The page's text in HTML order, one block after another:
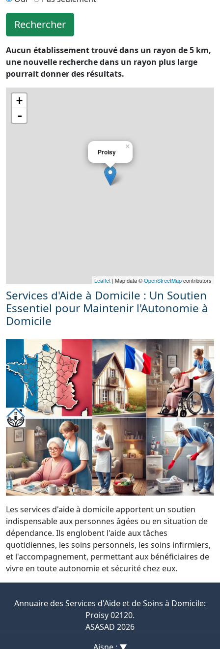
Rechercher
Aucun établissement trouvé dans un rayon de 5 km,
une nouvelle recherche dans un rayon plus large
pourrait donner des résultats.
×
Proisy
+
-
Leaflet | Map data ©OpenStreetMapcontributors
Services d'Aide à Domicile : Un Soutien
Essentiel pour Maintenir l'Autonomie à
Domicile
Les services d'aide à domicile apportent un soutien
indispensable aux personnes âgées ou en situation de
dépendance. Ils englobent l'aide aux tâches
quotidiennes, les soins personnels, les soins infirmiers,
et l'accompagnement, permettant aux bénéficiaires de
vivre en toute autonomie et sécurité chez eux.
Annuaire des Services d'Aide et de Soins à Domicile:
Proisy 02120.
ASASAD 2026